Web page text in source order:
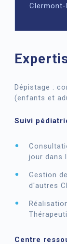
Clermont-
Dépistage :
(enfants et
Suivi
jour dans
Gestion
d'autres
Centre